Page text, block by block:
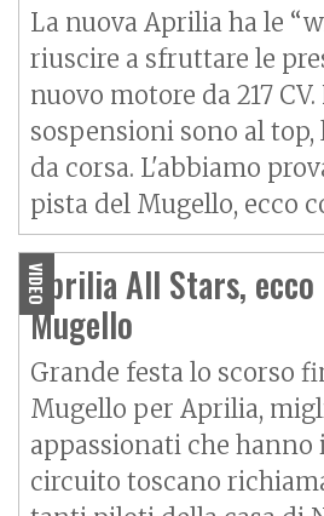
La nuova Aprilia ha le
riuscire a sfruttare le
nuovo motore da 217 CV.
sospensioni sono al top,
da corsa. L'abbiamo
pista del Mugello, ecco
VIDEO
Aprilia All Stars,
Mugello
Grande festa lo scorso
Mugello per Aprilia,
appassionati che hanno
circuito toscano